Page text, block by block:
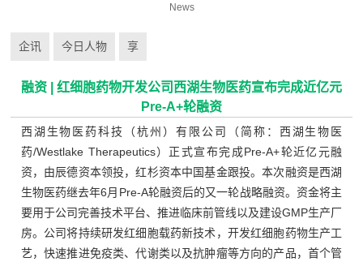
News
企讯 今日人物 享
融资 | 红细胞药物开发公司西湖生物医药宣布完成近亿元
Pre-A+轮融资
西湖生物医药科技（杭州）有限公司（简称：西湖生物医
药/Westlake Therapeutics）正式宣布完成Pre-A+轮近亿元融
资，由辰德资本领投，红杉资本中国基金跟投。本次融资是西湖
生物医药继去年6月Pre-A轮融资后的又一轮战略融资。资金将主
要用于公司完善技术平台、推进临床前管线以及建设GMP生产厂
房。公司将持续研发红细胞载药新技术，开发红细胞药物生产工
艺，快速推进免疫类、代谢类以及抗肿瘤等方向的产品，首个管